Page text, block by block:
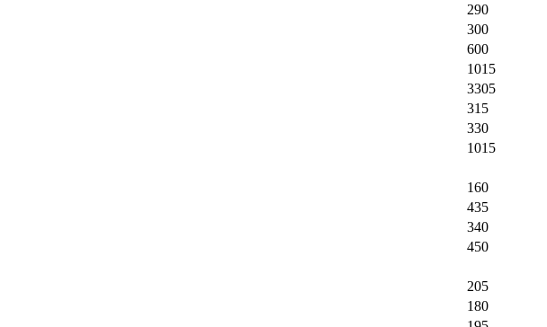
290
300
600
1015
3305
315
330
1015
160
435
340
450
205
180